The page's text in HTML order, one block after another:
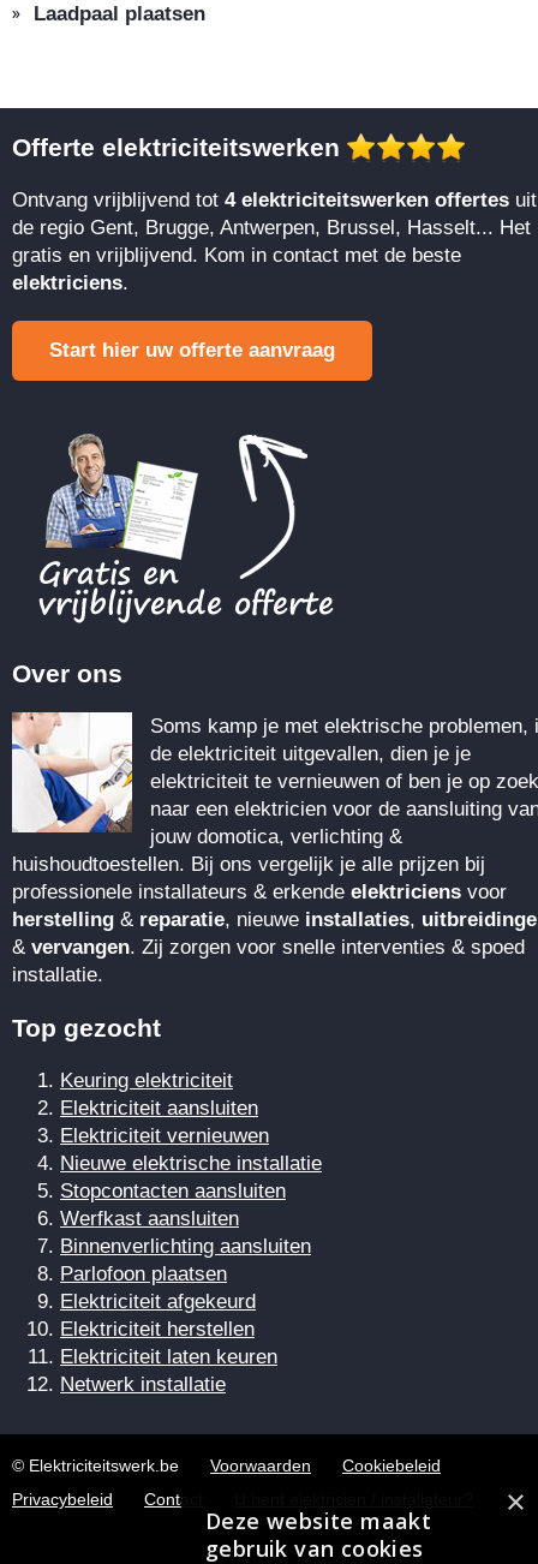
Laadpaal plaatsen
Offerte elektriciteitswerken
Ontvang vrijblijvend tot 4 elektriciteitswerken offertes uit
de regio Gent, Brugge, Antwerpen, Brussel, Hasselt... Het
gratis en vrijblijvend. Kom in contact met de beste
elektriciens.
Start hier uw offerte aanvraag
Over ons
Soms kamp je met elektrische problemen,
de elektriciteit uitgevallen, dien je je
elektriciteit te vernieuwen of ben je op zoek
naar een elektricien voor de aansluiting
jouw domotica, verlichting &
huishoudtoestellen. Bij ons vergelijk je alle prijzen bij
professionele installateurs & erkende elektriciens voor
herstelling & reparatie, nieuwe installaties,
& vervangen. Zij zorgen voor snelle interventies & spoed
installatie.
Top gezocht
Keuring elektriciteit
Elektriciteit aansluiten
Elektriciteit vernieuwen
Nieuwe elektrische installatie
Stopcontacten aansluiten
Werfkast aansluiten
Binnenverlichting aansluiten
Parlofoon plaatsen
Elektriciteit afgekeurd
Elektriciteit herstellen
Elektriciteit laten keuren
Netwerk installatie
© Elektriciteitswerk.be Voorwaarden
Cookiebeleid
Privacybeleid
Contact ×
Deze website maakt
gebruik van cookies